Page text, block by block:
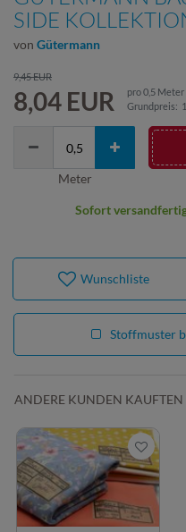
SIDE
von Gütermann
9,45 EUR
8,04 EUR pro0,5 Meter
Grundpreis:
Meter
Sofort
Wunschliste
Stoffmuster
ANDERE KUNDEN